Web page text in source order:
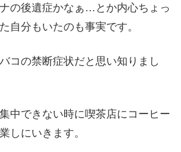
の後遺症かなぁ…とか内心ちょっ
自分もいたのも事実です。
コの禁断症状だと思い知りまし
中できない時に喫茶店にコーヒー
しにいきます。